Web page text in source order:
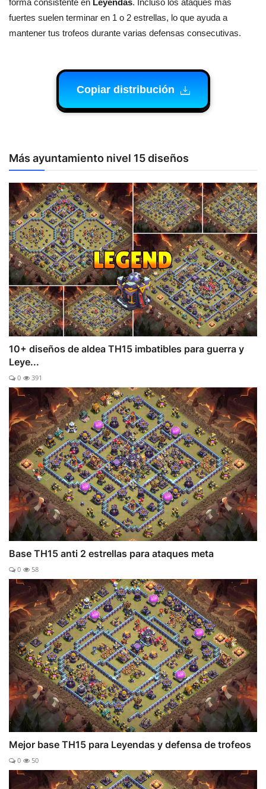
forma consistente en Leyendas. Incluso los ataques más
fuertes suelen terminar en 1 o 2 estrellas, lo que ayuda a
mantener tus trofeos durante varias defensas consecutivas.
Copiar distribución
Más ayuntamiento nivel 15 diseños
10+ diseños de aldea TH15 imbatibles para guerra y
Leye...
0 391
Base TH15 anti 2 estrellas para ataques meta
0 58
Mejor base TH15 para Leyendas y defensa de trofeos
0 50